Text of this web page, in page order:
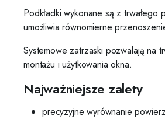
Podkładki wykonane są z
umożliwia równomierne
Systemowe zatrzaski pozwalają na
montażu i użytkowania okna.
Najważniejsze zalety
precyzyjne wyrównanie